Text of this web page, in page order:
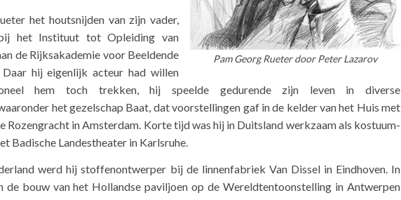
Pam Georg Rueter door Peter Lazarov
het houtsnijden van zijn vader,
het Instituut tot Opleiding van
de Rijksakademie voor Beeldende
hij eigenlijk acteur had willen
hem toch trekken, hij speelde gedurende zijn leven in diverse
het gezelschap Baat, dat voorstellingen gaf in de kelder van het Huis met
Rozengracht in Amsterdam. Korte tijd was hij in Duitsland werkzaam als kostuum-
Badische Landestheater in Karlsruhe.
werd hij stoffenontwerper bij de linnenfabriek Van Dissel in Eindhoven. In
de bouw van het Hollandse paviljoen op de Wereldtentoonstelling in Antwerpen